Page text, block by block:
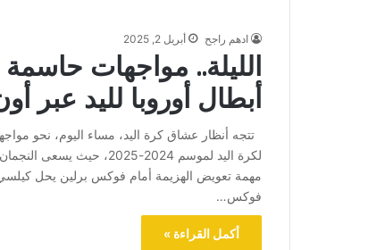
ادهم راجح أبريل 2, 2025
الليلة.. مواجهات
أبطال أوروبا لليد عبر
تتجه أنظار عشاق كرة اليد، مساء اليوم، نحو
لكرة اليد لموسم 2024-
مهمة تعويض الهزيمة أمام فوكس برلين يحل
فوكس…
أكمل القراءة »